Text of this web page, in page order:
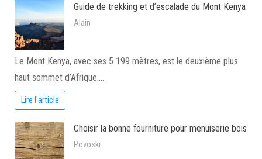
Guide de trekking et d’escalade du Mont Kenya
Alain
Le Mont Kenya, avec ses 5 199 mètres, est le deuxième plus
haut sommet d’Afrique.…
Lire l'article
Choisir la bonne fourniture pour menuiserie bois
Povoski